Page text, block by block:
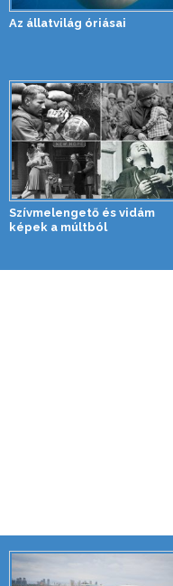
Az állatvilág óriásai
Szívmelengető és vidám
képek a múltból